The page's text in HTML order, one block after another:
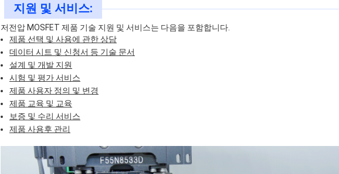
지원 및 서비스:
저전압 MOSFET 제품 기술 지원 및 서비스는 다음을 포함합니다.
제품 선택 및 사용에 관한 상담
데이터 시트 및 신청서 등 기술 문서
설계 및 개발 지원
시험 및 평가 서비스
제품 사용자 정의 및 변경
제품 교육 및 교육
보증 및 수리 서비스
제품 사용후 관리